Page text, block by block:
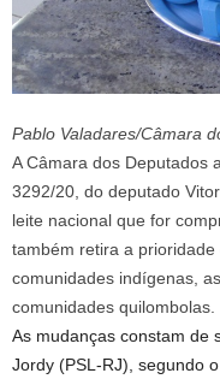
Pablo Valadares/Câmara
A Câmara dos Deputados
3292/20, do deputado
leite nacional que for
também retira a
comunidades indígenas,
comunidades quilombolas.
As mudanças constam de
Jordy (PSL-RJ), segundo